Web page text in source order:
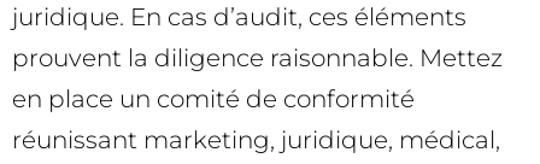
juridique. En cas d’audit, ces éléments
prouvent la diligence raisonnable. Mettez
en place un comité de conformité
réunissant marketing, juridique, médical,